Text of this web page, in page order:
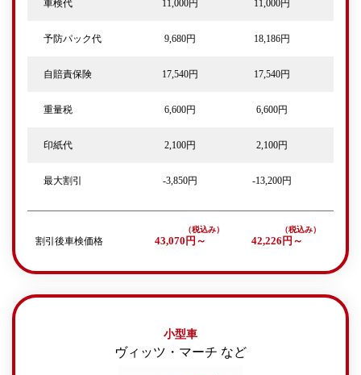
車検代 11,000円 11,000円
予防パック代 9,680円 18,186円
自賠責保険 17,540円 17,540円
重量税 6,600円 6,600円
印紙代 2,100円 2,100円
最大割引 -3,850円 -13,200円
割引後車検価格 43,070円～ 42,226円～
小型車
ヴィッツ・マーチ など